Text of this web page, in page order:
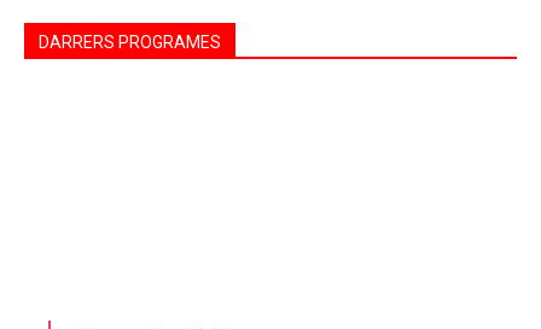
DARRERS PROGRAMES